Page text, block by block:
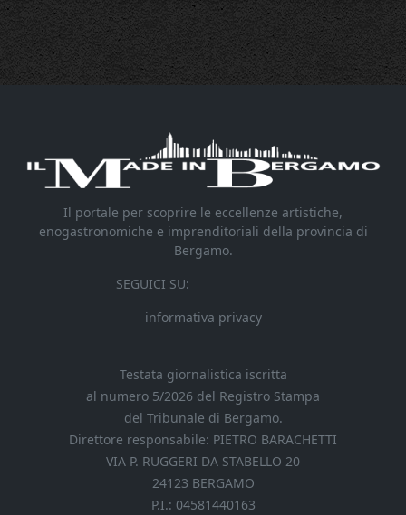
Il portale per scoprire le eccellenze artistiche,
enogastronomiche e imprenditoriali della provincia di
Bergamo.
SEGUICI SU:
informativa privacy
Testata giornalistica iscritta
al numero 5/2026 del Registro Stampa
del Tribunale di Bergamo.
Direttore responsabile: PIETRO BARACHETTI
VIA P. RUGGERI DA STABELLO 20
24123 BERGAMO
P.I.: 04581440163